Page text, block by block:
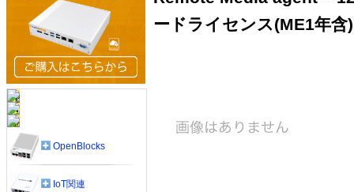
ードライセンス(ME1年
OpenBlocks
IoT関連